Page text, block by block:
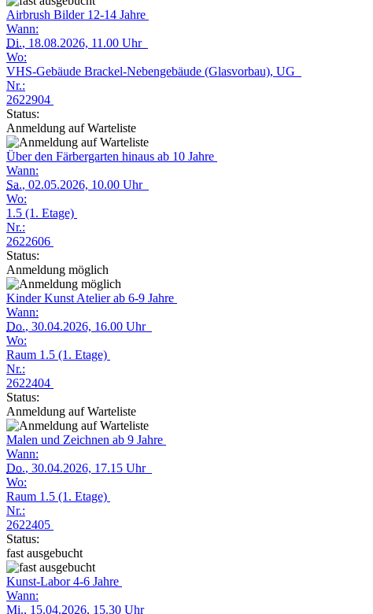
Airbrush Bilder 12-14 Jahre
Wann:
Di., 18.08.2026, 11.00 Uhr
Wo:
VHS-Gebäude Brackel-Nebengebäude (Glasvorbau), UG
Nr.:
2622904
Status:
Anmeldung auf Warteliste
Über den Färbergarten hinaus ab 10 Jahre
Wann:
Sa., 02.05.2026, 10.00 Uhr
Wo:
1.5 (1. Etage)
Nr.:
2622606
Status:
Anmeldung möglich
Kinder Kunst Atelier ab 6-9 Jahre
Wann:
Do., 30.04.2026, 16.00 Uhr
Wo:
Raum 1.5 (1. Etage)
Nr.:
2622404
Status:
Anmeldung auf Warteliste
Malen und Zeichnen ab 9 Jahre
Wann:
Do., 30.04.2026, 17.15 Uhr
Wo:
Raum 1.5 (1. Etage)
Nr.:
2622405
Status:
fast ausgebucht
Kunst-Labor 4-6 Jahre
Wann:
Mi., 15.04.2026, 15.30 Uhr